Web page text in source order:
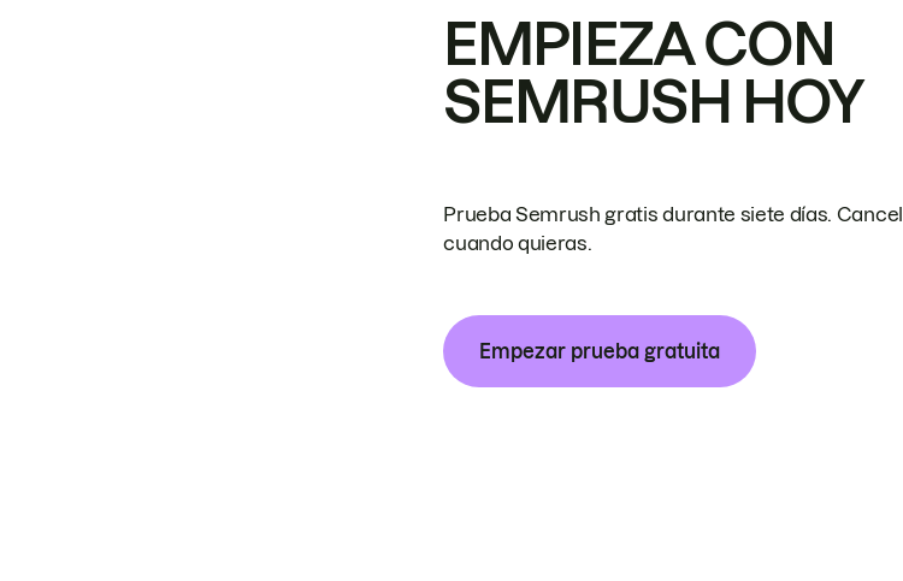
EMPIEZA CON
SEMRUSH HOY
Prueba Semrush gratis durante siete días.
cuando quieras.
Empezar prueba gratuita